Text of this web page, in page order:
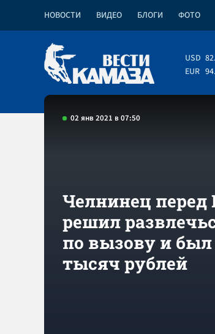
НОВОСТИ ВИДЕО БЛОГИ ФОТО
USD
EUR
02 янв 2021 в 07:50
Челнинец
решил
по вызову и был
тысяч рублей